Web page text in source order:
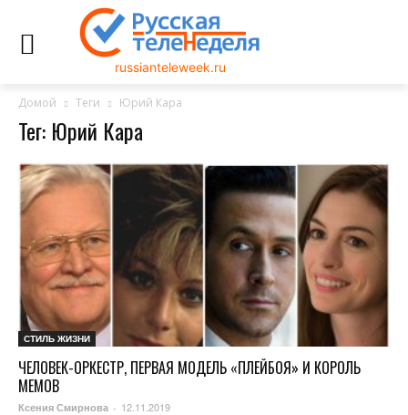
russianteleweek.ru
Домой Теги Юрий Кара
Тег: Юрий Кара
СТИЛЬ ЖИЗНИ
ЧЕЛОВЕК-ОРКЕСТР, ПЕРВАЯ МОДЕЛЬ «ПЛЕЙБОЯ» И КОРОЛЬ
МЕМОВ
Ксения Смирнова - 12.11.2019